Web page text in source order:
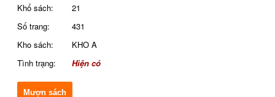
Khổ sách:
21
Số trang:
431
Kho sách:
KHO A
Tình trạng:
Hiện có
Mượn sách